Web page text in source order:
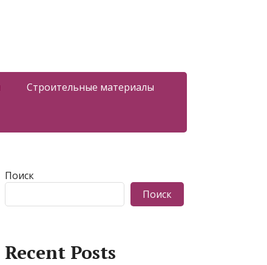
Строительные материалы
Поиск
Поиск
Recent Posts